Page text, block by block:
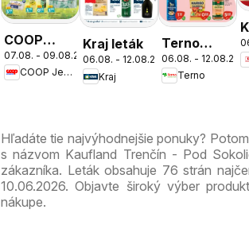
COOP
Jednota
cez víkend
07.08. - 09.08.2026
COOP Jednota
Kraj leták
06.08. - 12.08.2026
Kraj
Terno
leták
06.08. -
Terno
Hľadáte tie najvýhodnejšie ponuky?
s názvom Kaufland Trenčín - Pod
zákazníka. Leták obsahuje 76 strán
10.06.2026. Objavte široký výber
nákupe.